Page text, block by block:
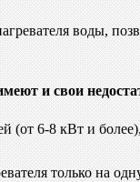
воды,
и свои
(от 6-8 кВт и
только на